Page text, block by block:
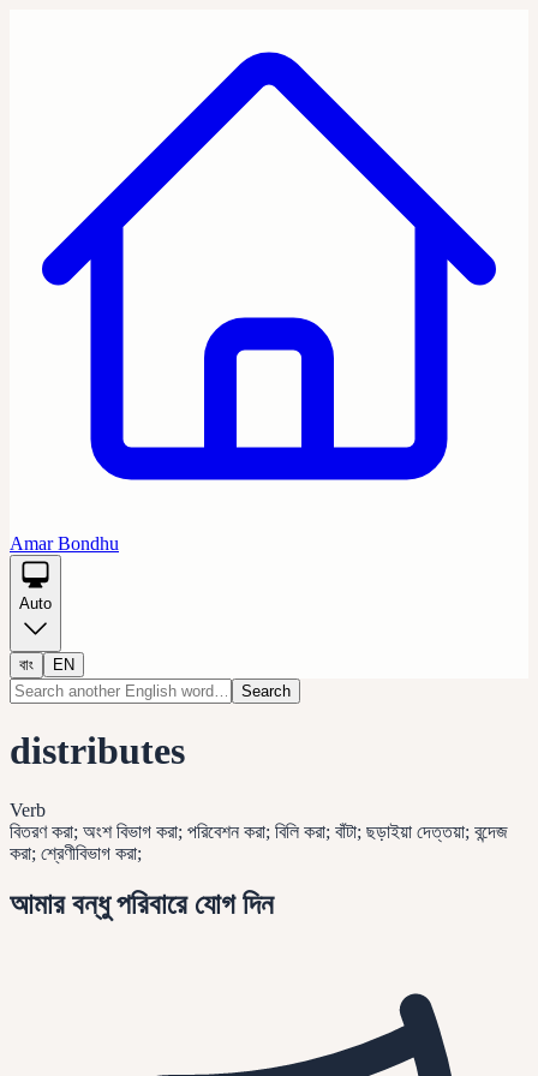
Amar Bondhu
Auto
বাং
EN
Search
distributes
Verb
বিতরণ করা; অংশ বিভাগ করা; পরিবেশন করা; বিলি করা; বাঁটা; ছড়াইয়া দেত্তয়া; বন্দেজ
করা; শ্রেণীবিভাগ করা;
আমার বন্ধু পরিবারে যোগ দিন